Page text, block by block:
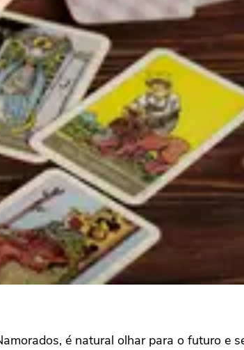
é natural olhar para o futuro e